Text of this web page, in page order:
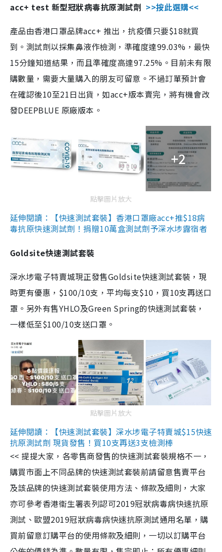
acc+ test 新型冠狀病毒抗原測試劑 >>按此選購<<
產品由香港口罩品牌acc+ 推出，抗疫價只要$18就買
到。測試劑以採集鼻液作檢測，準確度達99.03%，最快
15分鐘知道結果，而且準確度高達97.25%。目前未有限
購數量，需要大量購入的朋友可留意。不過訂單預計會
在確認後10至21日出貨，如acc+版本賣完，將有機會改
發DEEPBLUE 原廠版本。
+2
點擊圖片放大
延伸閱讀：【快速測試套裝】香港口罩廠acc+推$18病
毒抗原快速測試劑！捐贈10萬盒測試劑予深水埗露宿者
Goldsite快速測試套裝
深水埗電子特賣城現正發售Goldsite快速測試套裝，現
時更有優惠，$100/10支，平均每支$10，買10支再送口
罩。另外有售YHLO及Green Spring的快速測試套裝，
一樣低至$100/10支送口罩。
點擊圖片放大
延伸閱讀：【快速測試套裝】深水埗電子特賣城$15快速
抗原測試劑 現貨發售！買10支再送3支檢測棒
<< 提提大家，各零售商發售的快速測試套裝規格不一，
購買市面上不同品牌的快速測試套裝前請留意售賣平台
及該品牌的快速測試套裝使用方法、條款及細則，大家
亦可參考香港衞生署表列認可2019冠狀病毒病快速抗原
測試、歐盟2019冠狀病毒病快速抗原測試通用名單，購
買前留意訂購平台的使用條款及細則，一切以訂購平台